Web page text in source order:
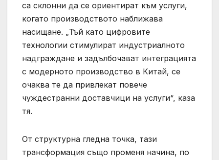
са склонни да се ориентират към услуги,
когато производството наближава
насищане. „Тъй като цифровите
технологии стимулират индустриалното
надграждане и задълбочават интеграцията
с модерното производство в Китай, се
очаква те да привлекат повече
чуждестранни доставчици на услуги“, каза
тя.
От структурна гледна точка, тази
трансформация също променя начина, по